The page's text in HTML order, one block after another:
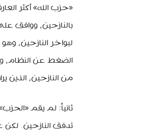
«حزب الله» أكثر
بالنازحين، ووافق
لبواخر النازحين،
الضغط عن النظام،
من النازحين، الذين
ثانياً: لم يقم
تدفق النازحين.